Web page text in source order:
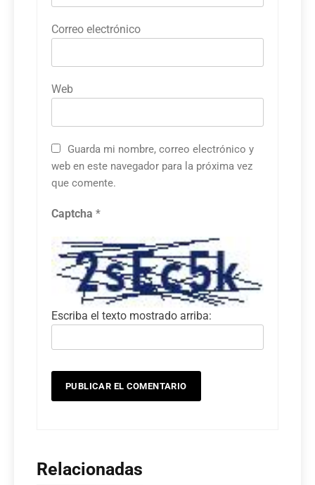
Correo electrónico
Web
Guarda mi nombre, correo electrónico y
web en este navegador para la próxima vez
que comente.
Captcha *
Escriba el texto mostrado arriba:
Relacionadas